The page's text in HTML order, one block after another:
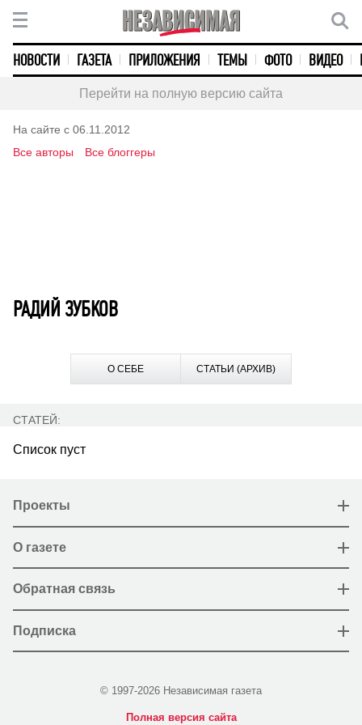
НОВОСТИ ГАЗЕТА ПРИЛОЖЕНИЯ ТЕМЫ ФОТО ВИДЕО
Перейти на полную версию сайта
На сайте с 06.11.2012
Все авторы
Все блоггеры
РАДИЙ ЗУБКОВ
О СЕБЕ СТАТЬИ (АРХИВ)
СТАТЕЙ:
Список пуст
Проекты
О газете
Обратная связь
Подписка
© 1997-2026 Независимая газета
Полная версия сайта